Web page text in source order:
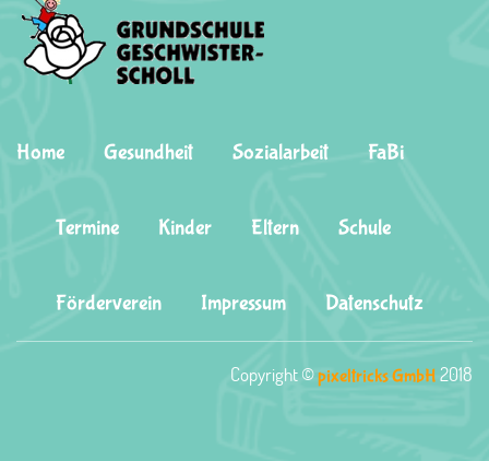
Home Gesundheit Sozialarbeit FaBi
Termine Kinder Eltern Schule
Förderverein Impressum Datenschutz
Copyright ©pixeltricks GmbH 2018